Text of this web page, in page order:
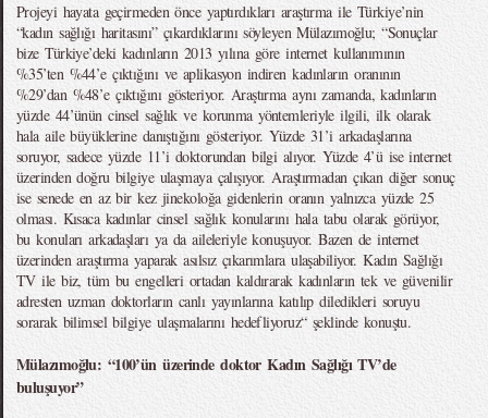
Projeyi hayata geçirmeden önce yaptırdıkları araştırma ile Türkiye’nin
“kadın sağlığı haritasını” çıkardıklarını söyleyen Mülazımoğlu; “Sonuçlar
bize Türkiye’deki kadınların 2013 yılına göre internet kullanımının
%35’ten %44’e çıktığını ve aplikasyon indiren kadınların oranının
%29’dan %48’e çıktığını gösteriyor. Araştırma aynı zamanda, kadınların
yüzde 44’ünün cinsel sağlık ve korunma yöntemleriyle ilgili, ilk olarak
hala aile büyüklerine danıştığını gösteriyor. Yüzde 31’i arkadaşlarına
soruyor, sadece yüzde 11’i doktorundan bilgi alıyor. Yüzde 4’ü ise internet
üzerinden doğru bilgiye ulaşmaya çalışıyor. Araştırmadan çıkan diğer sonuç
ise senede en az bir kez jinekoloğa gidenlerin oranın yalnızca yüzde 25
olması. Kısaca kadınlar cinsel sağlık konularını hala tabu olarak görüyor,
bu konuları arkadaşları ya da aileleriyle konuşuyor. Bazen de internet
üzerinden araştırma yaparak asılsız çıkarımlara ulaşabiliyor. Kadın Sağlığı
TV ile biz, tüm bu engelleri ortadan kaldırarak kadınların tek ve güvenilir
adresten uzman doktorların canlı yayınlarına katılıp diledikleri soruyu
sorarak bilimsel bilgiye ulaşmalarını hedefliyoruz“ şeklinde konuştu.
Mülazımoğlu: “100’ün üzerinde doktor Kadın Sağlığı TV’de
buluşuyor”